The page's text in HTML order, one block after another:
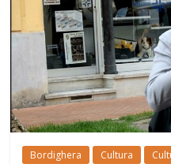
Bordighera Cultura